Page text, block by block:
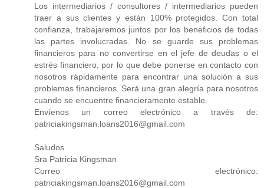
Los intermediarios / consultores / intermediarios pueden
traer a sus clientes y están 100% protegidos. Con total
confianza, trabajaremos juntos por los beneficios de todas
las partes involucradas. No se guarde sus problemas
financieros para no convertirse en el jefe de deudas o el
estrés financiero, por lo que debe ponerse en contacto con
nosotros rápidamente para encontrar una solución a sus
problemas financieros. Será una gran alegría para nosotros
cuando se encuentre financieramente estable.
Envíenos un correo electrónico a través de:
patriciakingsman.loans2016@gmail.com
Saludos
Sra Patricia Kingsman
Correo electrónico:
patriciakingsman.loans2016@gmail.com